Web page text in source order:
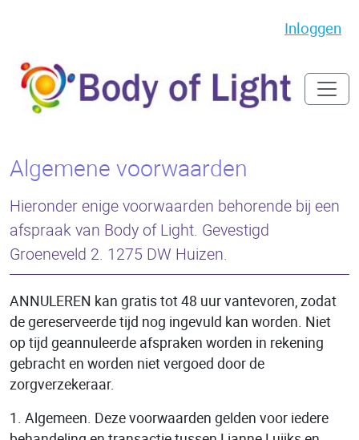
Inloggen
Algemene voorwaarden
Hieronder enige voorwaarden behorende bij een
afspraak van Body of Light. Gevestigd
Groeneveld 2. 1275 DW Huizen.
ANNULEREN kan gratis tot 48 uur vantevoren, zodat
de gereserveerde tijd nog ingevuld kan worden. Niet
op tijd geannuleerde afspraken worden in rekening
gebracht en worden niet vergoed door de
zorgverzekeraar.
1. Algemeen. Deze voorwaarden gelden voor iedere